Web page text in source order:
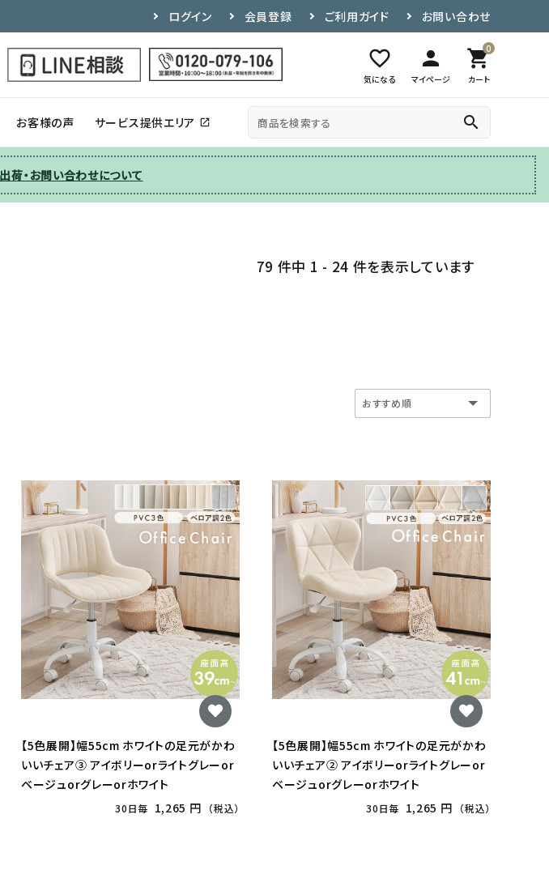
ログイン 会員登録 ご利用ガイド お問い合わせ
favorite_border
気になる
person
マイページ
0
shopping_cart
カート
季節家電 その他
ソファー テレビ台
お客様の声 サービス提供エリア open_in_new search
荷・お問い合わせについて
79 件中 1 - 24 件を表示しています
【5色展開】幅55cm ホワイトの足元がかわ
いいチェア③ アイボリーorライトグレーor
ベージュorグレーorホワイト
30日毎 1,265 円 （税込）
【5色展開】幅55cm ホワイトの足元がかわ
いいチェア② アイボリーorライトグレーor
ベージュorグレーorホワイト
30日毎 1,265 円 （税込）